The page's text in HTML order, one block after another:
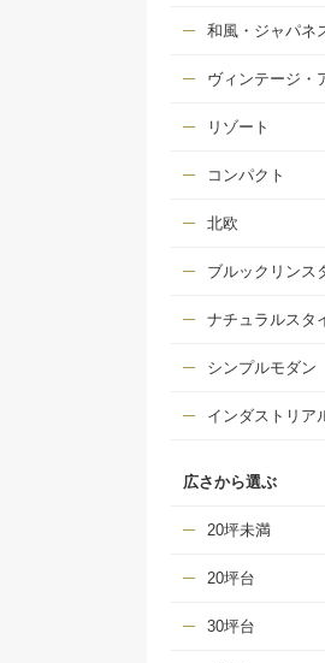
和風・ジャパネ
ヴィンテージ・
リゾート
コンパクト
北欧
ブルックリンス
ナチュラルスタ
シンプルモダン
インダストリア
広さから選ぶ
20坪未満
20坪台
30坪台